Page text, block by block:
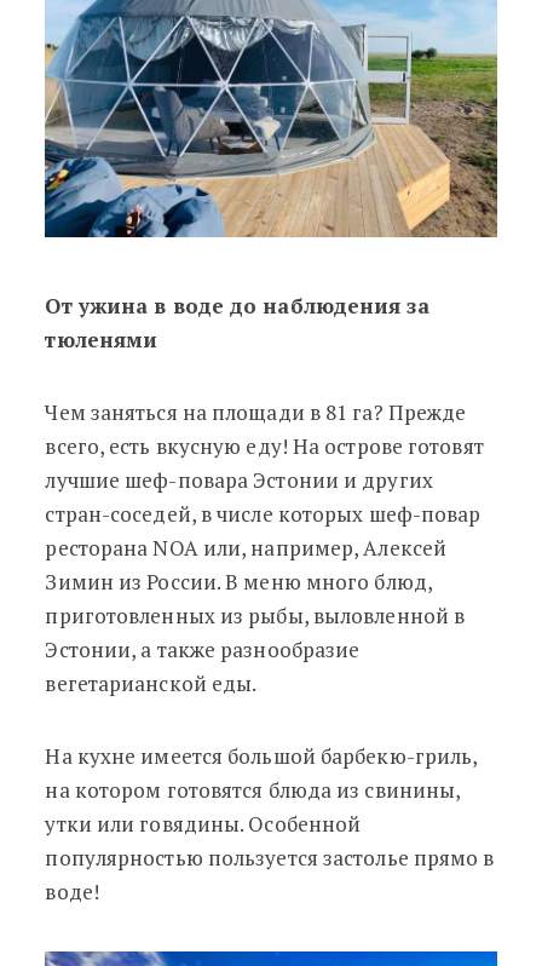
От ужина в воде до наблюдения за
тюленями
Чем заняться на площади в 81 га? Прежде
всего, есть вкусную еду! На острове готовят
лучшие шеф-повара Эстонии и других
стран-соседей, в числе которых шеф-повар
ресторана NOA или, например, Алексей
Зимин из России. В меню много блюд,
приготовленных из рыбы, выловленной в
Эстонии, а также разнообразие
вегетарианской еды.
На кухне имеется большой барбекю-гриль,
на котором готовятся блюда из свинины,
утки или говядины. Особенной
популярностью пользуется застолье прямо в
воде!